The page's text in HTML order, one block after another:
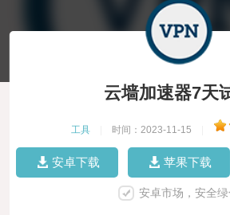
云墙加速器7天
工具 时间：2023-11-15
安卓下载 苹果下载
安卓市场，安全